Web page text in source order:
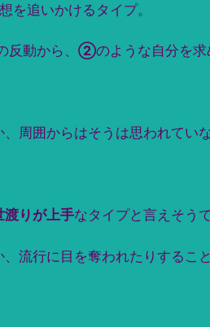
を追いかけるタイプ。
動から、 ②のような自分を求
周囲からはそうは思われてい
渡りが上手なタイプと言えそうで
流行に目を奪われたりするこ